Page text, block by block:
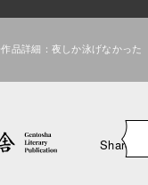
作品詳細：夜しか泳げなかった
Share